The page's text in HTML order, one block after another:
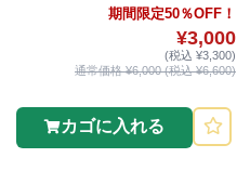
期間限定50％OFF！
¥3,000
(税込 ¥3,300)
通常価格 ¥6,000 (税込 ¥6,600)
カゴに入れる